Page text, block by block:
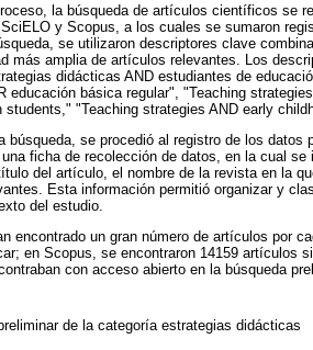
la búsqueda de artículos científicos se
y Scopus, a los cuales se sumaron
se utilizaron descriptores clave
más amplia de artículos relevantes. Los
didácticas AND estudiantes de
educación básica regular", "Teaching
students," "Teaching strategies AND early
búsqueda, se procedió al registro de los
ficha de recolección de datos, en la cual
del artículo, el nombre de la revista en la
Esta información permitió organizar y
del estudio.
encontrado un gran número de artículos por
en Scopus, se encontraron 14159 artículos
con acceso abierto en la búsqueda
de la categoría estrategias didácticas